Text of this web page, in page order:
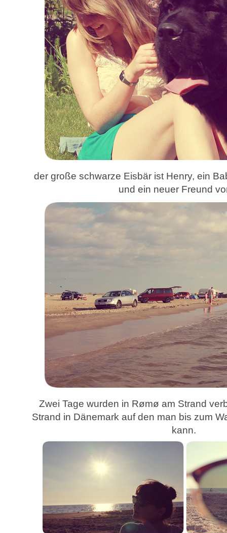
der große schwarze Eisbär ist Henry, ein
und ein neuer Freund
Zwei Tage wurden in Rømø am Strand
Strand in Dänemark auf den man bis zum
kann.